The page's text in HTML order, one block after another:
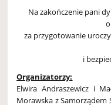
Na zakończenie pani
za przygotowanie
i
Organizatorzy:
Elwira Andraszewicz i
Morawska z Samorządem